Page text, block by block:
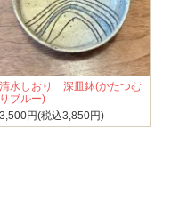
清水しおり 深皿鉢(かたつむ
りブルー)
3,500円(税込3,850円)